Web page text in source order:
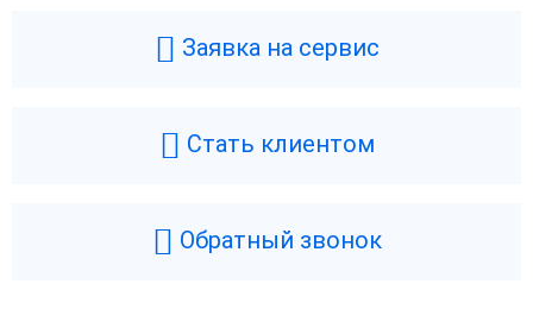
Заявка на сервис
Стать клиентом
Обратный звонок